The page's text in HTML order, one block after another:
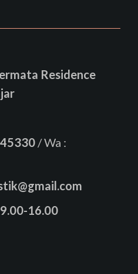
Residence
/ Wa :
16.00